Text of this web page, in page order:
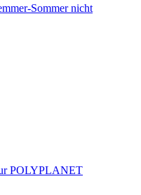
Sommer nicht